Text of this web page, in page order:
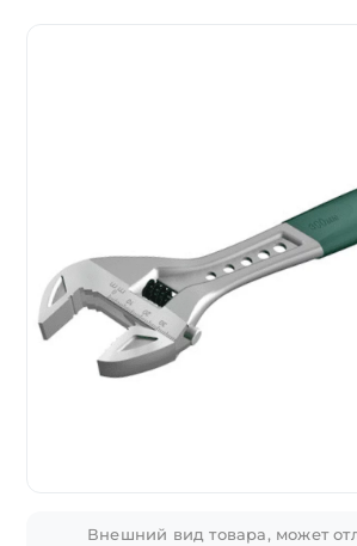
Внешний вид товара, может